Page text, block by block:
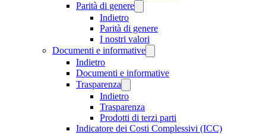
Parità di genere
Indietro
Parità di genere
I nostri valori
Documenti e informative
Indietro
Documenti e informative
Trasparenza
Indietro
Trasparenza
Prodotti di terzi parti
Indicatore dei Costi Complessivi (ICC)